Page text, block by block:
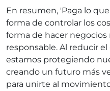
En resumen, 'Paga lo
forma de controlar los
forma de hacer negocios
responsable. Al reducir
estamos protegiendo
creando un futuro más
para unirte al